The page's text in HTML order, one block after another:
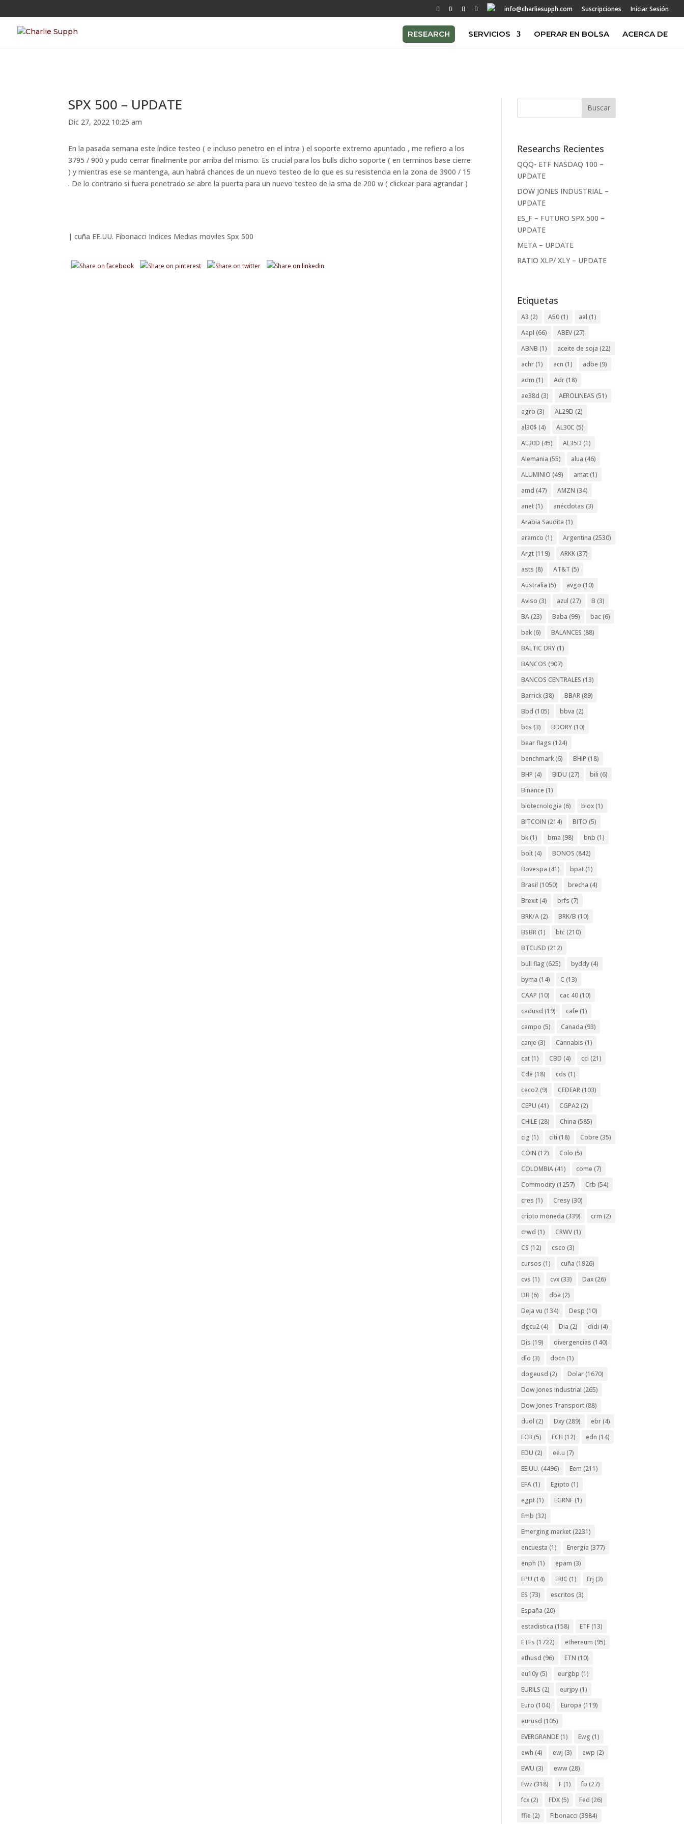
info@charliesupph.com Suscripciones Iniciar Sesión
RESEARCH SERVICIOS OPERAR EN BOLSA ACERCA DE
SPX 500 – UPDATE
Dic 27, 2022 10:25 am
En la pasada semana este índice testeo ( e incluso penetro en el intra ) el soporte extremo apuntado , me refiero a los
3795 / 900 y pudo cerrar finalmente por arriba del mismo. Es crucial para los bulls dicho soporte ( en terminos base cierre
) y mientras ese se mantenga, aun habrá chances de un nuevo testeo de lo que es su resistencia en la zona de 3900 / 15
. De lo contrario si fuera penetrado se abre la puerta para un nuevo testeo de la sma de 200 w ( clickear para agrandar )
|cuña EE.UU. Fibonacci Indices Medias moviles Spx 500
Researchs Recientes
QQQ- ETF NASDAQ 100 –
UPDATE
DOW JONES INDUSTRIAL –
UPDATE
ES_F – FUTURO SPX 500 –
UPDATE
META – UPDATE
RATIO XLP/ XLY – UPDATE
Etiquetas
A3 (2) A50 (1) aal (1)
Aapl (66) ABEV (27)
ABNB (1) aceite de soja (22)
achr (1) acn (1) adbe (9)
adm (1) Adr (18)
ae38d (3) AEROLINEAS (51)
agro (3) AL29D (2)
al30$ (4) AL30C (5)
AL30D (45) AL35D (1)
Alemania (55) alua (46)
ALUMINIO (49) amat (1)
amd (47) AMZN (34)
anet (1) anécdotas (3)
Arabia Saudita (1)
aramco (1) Argentina (2530)
Argt (119) ARKK (37)
asts (8) AT&T (5)
Australia (5) avgo (10)
Aviso (3) azul (27) B (3)
BA (23) Baba (99) bac (6)
bak (6) BALANCES (88)
BALTIC DRY (1)
BANCOS (907)
BANCOS CENTRALES (13)
Barrick (38) BBAR (89)
Bbd (105) bbva (2)
bcs (3) BDORY (10)
bear flags (124)
benchmark (6) BHIP (18)
BHP (4) BIDU (27) bili (6)
Binance (1)
biotecnologia (6) biox (1)
BITCOIN (214) BITO (5)
bk (1) bma (98) bnb (1)
bolt (4) BONOS (842)
Bovespa (41) bpat (1)
Brasil (1050) brecha (4)
Brexit (4) brfs (7)
BRK/A (2) BRK/B (10)
BSBR (1) btc (210)
BTCUSD (212)
bull flag (625) byddy (4)
byma (14) C (13)
CAAP (10) cac 40 (10)
cadusd (19) cafe (1)
campo (5) Canada (93)
canje (3) Cannabis (1)
cat (1) CBD (4) ccl (21)
Cde (18) cds (1)
ceco2 (9) CEDEAR (103)
CEPU (41) CGPA2 (2)
CHILE (28) China (585)
cig (1) citi (18) Cobre (35)
COIN (12) Colo (5)
COLOMBIA (41) come (7)
Commodity (1257) Crb (54)
cres (1) Cresy (30)
cripto moneda (339) crm (2)
crwd (1) CRWV (1)
CS (12) csco (3)
cursos (1) cuña (1926)
cvs (1) cvx (33) Dax (26)
DB (6) dba (2)
Deja vu (134) Desp (10)
dgcu2 (4) Dia (2) didi (4)
Dis (19) divergencias (140)
dlo (3) docn (1)
dogeusd (2) Dolar (1670)
Dow Jones Industrial (265)
Dow Jones Transport (88)
duol (2) Dxy (289) ebr (4)
ECB (5) ECH (12) edn (14)
EDU (2) ee.u (7)
EE.UU. (4496) Eem (211)
EFA (1) Egipto (1)
egpt (1) EGRNF (1)
Emb (32)
Emerging market (2231)
encuesta (1) Energia (377)
enph (1) epam (3)
EPU (14) ERIC (1) Erj (3)
ES (73) escritos (3)
España (20)
estadistica (158) ETF (13)
ETFs (1722) ethereum (95)
ethusd (96) ETN (10)
eu10y (5) eurgbp (1)
EURILS (2) eurjpy (1)
Euro (104) Europa (119)
eurusd (105)
EVERGRANDE (1) Ewg (1)
ewh (4) ewj (3) ewp (2)
EWU (3) eww (28)
Ewz (318) F (1) fb (27)
fcx (2) FDX (5) Fed (26)
ffie (2) Fibonacci (3984)